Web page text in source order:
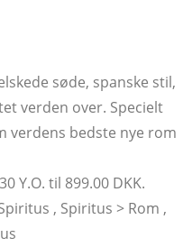
søde, spanske stil,
verden over. Specielt
verdens bedste nye rom
Y.O. til 899.00 DKK.
, Spiritus > Rom ,